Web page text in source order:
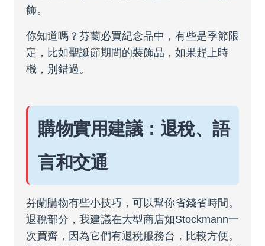
飾。
你知道嗎？芬蘭必買紀念品中，有些是季節限
定，比如聖誕節期間的裝飾品，如果趕上時
機，別錯過。
購物實用建議：退稅、語
言和交通
芬蘭購物有些小技巧，可以幫你省錢省時間。
退稅部分，我建議在大型商店如Stockmann一
次買齊，因為它們有退稅服務台，比較方便。